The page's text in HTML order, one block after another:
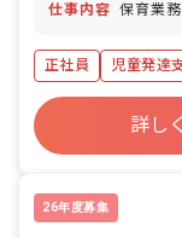
仕事内容 保育業
正社員 児童発達
詳し
26年度募集